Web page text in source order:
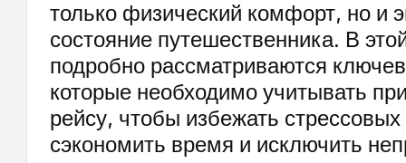
только физический комфорт, но и
состояние путешественника. В
подробно рассматриваются
которые необходимо учитывать
рейсу, чтобы избежать
сэкономить время и исключить